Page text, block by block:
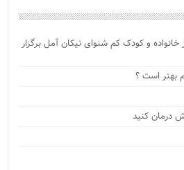
خانواده و کودک کم شنوای نیکان آمل برگزار
بهتر است ؟
درمان کنید